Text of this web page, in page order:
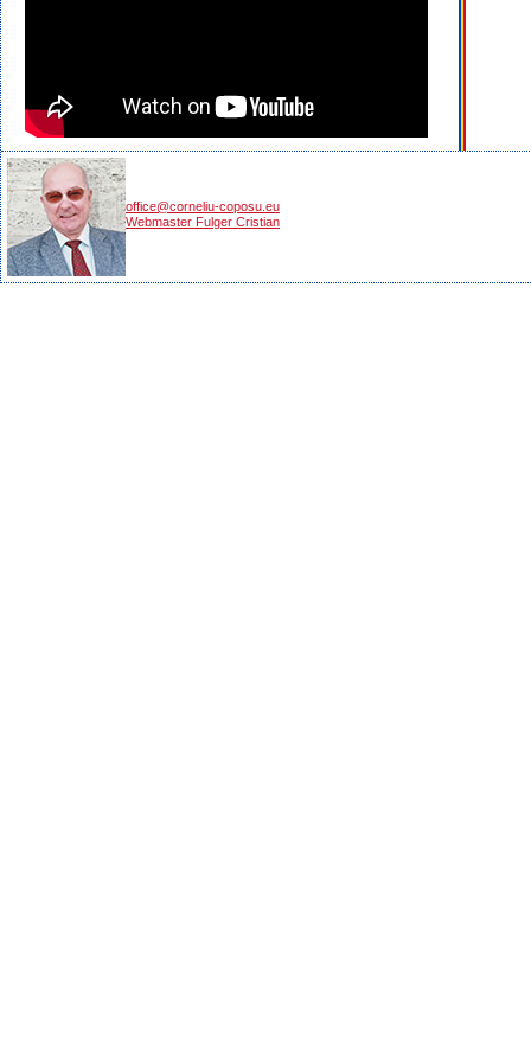
office@corneliu-coposu.eu
Webmaster Fulger Cristian